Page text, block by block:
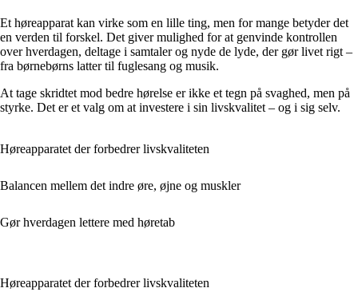
Et høreapparat kan virke som en lille ting, men for mange betyder det
en verden til forskel. Det giver mulighed for at genvinde kontrollen
over hverdagen, deltage i samtaler og nyde de lyde, der gør livet rigt –
fra børnebørns latter til fuglesang og musik.
At tage skridtet mod bedre hørelse er ikke et tegn på svaghed, men på
styrke. Det er et valg om at investere i sin livskvalitet – og i sig selv.
Høreapparatet der forbedrer livskvaliteten
Balancen mellem det indre øre, øjne og muskler
Gør hverdagen lettere med høretab
Høreapparatet der forbedrer livskvaliteten